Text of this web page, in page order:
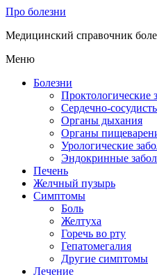
Про болезни
Медицинский справочник
Меню
Болезни
Проктологические
Сердечно-
Органы дыхания
Органы
Урологические
Эндокринные
Печень
Желчный пузырь
Симптомы
Боль
Желтуха
Горечь во рту
Гепатомегалия
Другие симптомы
Лечение